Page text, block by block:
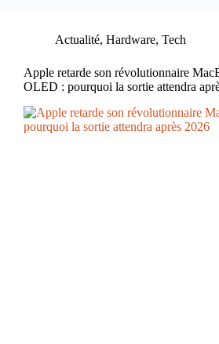
Actualité, Hardware, Tech
Apple retarde son révolutionnaire
OLED : pourquoi la sortie attendra